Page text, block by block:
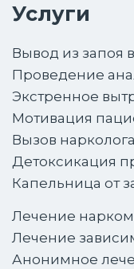
Услуги
Вывод из запоя
Проведение
Экстренное
Мотивация
Вызов
Детоксикация
Капельница от
Лечение
Лечение
Анонимное